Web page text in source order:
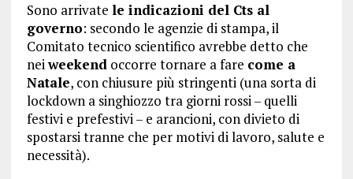
Sono arrivate le indicazioni del Cts al
governo: secondo le agenzie di stampa, il
Comitato tecnico scientifico avrebbe detto che
neiweekendoccorre tornare a fare come a
Natale, con chiusure più stringenti (una sorta di
lockdown a singhiozzo tra giorni rossi – quelli
festivi e prefestivi – e arancioni, con divieto di
spostarsi tranne che per motivi di lavoro, salute e
necessità).